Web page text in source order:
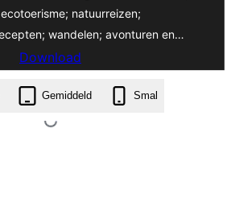
natuurreizen;
wandelen; avonturen en…
Download
natural-lite.1.7.1.zip
Gemiddeld Smal